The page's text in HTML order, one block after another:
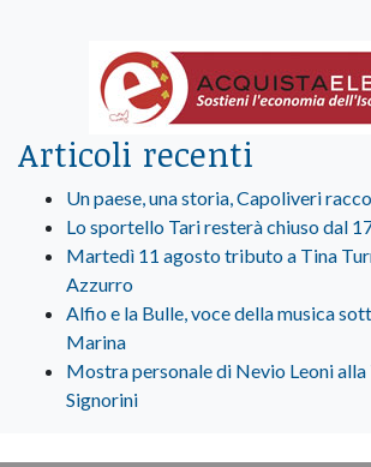
Articoli recenti
Un paese, una storia, Capoliveri
Lo sportello Tari resterà chiuso dal
Martedì 11 agosto tributo a Tina
Azzurro
Alfio e la Bulle, voce della musica
Marina
Mostra personale di Nevio Leoni alla
Signorini